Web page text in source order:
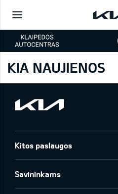
KIA NAUJIENOS
Kitos paslaugos
Savininkams